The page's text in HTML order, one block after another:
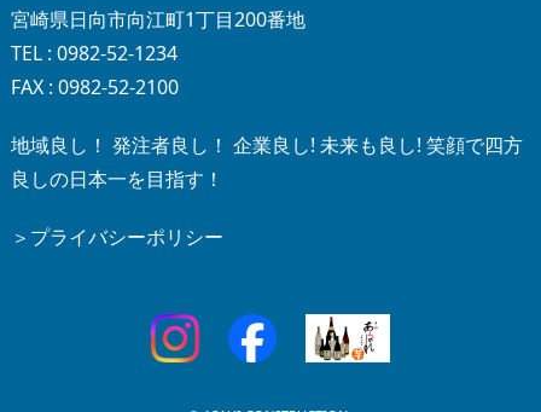
宮崎県日向市向江町1丁目200番地
TEL : 0982-52-1234
FAX : 0982-52-2100
地域良し！ 発注者良し！ 企業良し! 未来も良し! 笑顔で四方
良しの日本一を目指す！
＞プライバシーポリシー